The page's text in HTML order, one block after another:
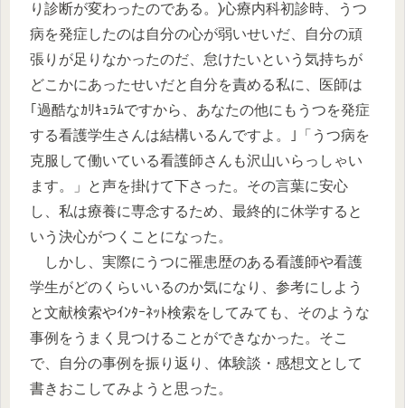
り診断が変わったのである。)心療内科初診時、うつ
病を発症したのは自分の心が弱いせいだ、自分の頑
張りが足りなかったのだ、怠けたいという気持ちが
どこかにあったせいだと自分を責める私に、医師は
｢過酷なｶﾘｷｭﾗﾑですから、あなたの他にもうつを発症
する看護学生さんは結構いるんですよ。｣「うつ病を
克服して働いている看護師さんも沢山いらっしゃい
ます。」と声を掛けて下さった。その言葉に安心
し、私は療養に専念するため、最終的に休学すると
いう決心がつくことになった。
しかし、実際にうつに罹患歴のある看護師や看護
学生がどのくらいいるのか気になり、参考にしよう
と文献検索やｲﾝﾀｰﾈｯﾄ検索をしてみても、そのような
事例をうまく見つけることができなかった。そこ
で、自分の事例を振り返り、体験談・感想文として
書きおこしてみようと思った。